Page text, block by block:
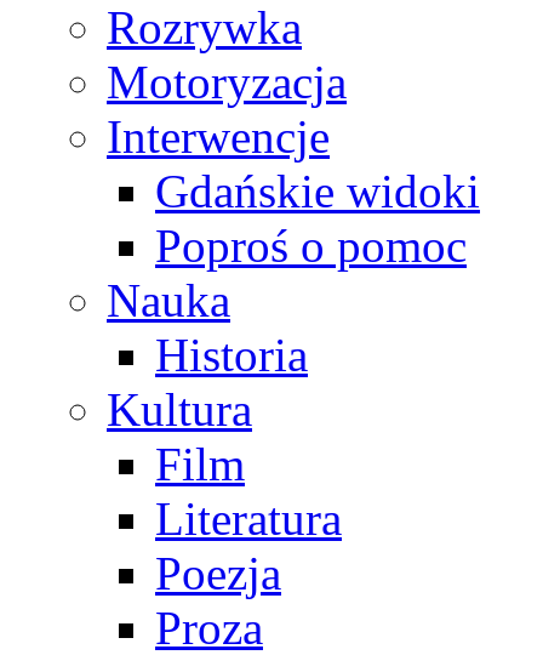
Rozrywka
Motoryzacja
Interwencje
Gdańskie widoki
Poproś o pomoc
Nauka
Historia
Kultura
Film
Literatura
Poezja
Proza